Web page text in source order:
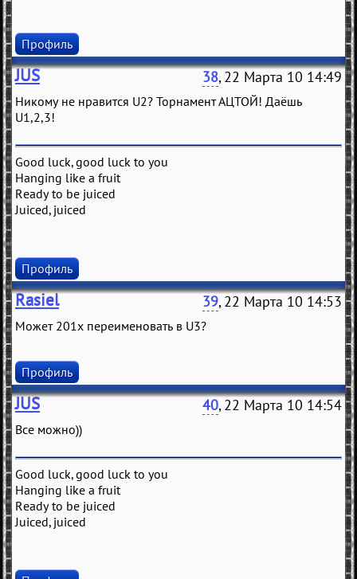
Профиль
JUS 38, 22 Марта 10 14:49
Никому не нравится U2? Торнамент АЦТОЙ! Даёшь
U1,2,3!
Good luck, good luck to you
Hanging like a fruit
Ready to be juiced
Juiced, juiced
Профиль
Rasiel 39, 22 Марта 10 14:53
Может 201х переименовать в U3?
Профиль
JUS 40, 22 Марта 10 14:54
Все можно))
Good luck, good luck to you
Hanging like a fruit
Ready to be juiced
Juiced, juiced